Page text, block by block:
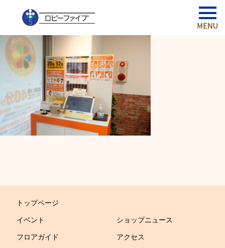
トップページ
イベント ショップニュース
フロアガイド アクセス